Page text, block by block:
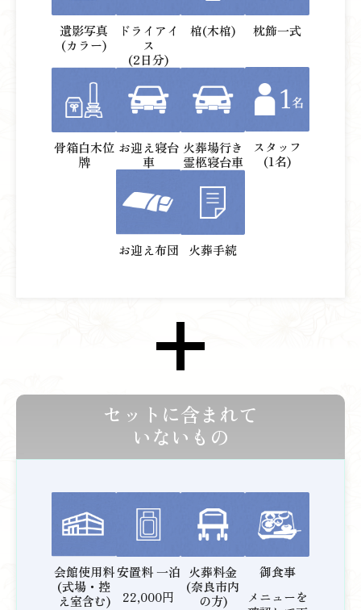
遺影写真
(カラー)
ドライアイ
ス
(2日分)
棺(木棺) 枕飾一式
骨箱白木位
牌
お迎え寝台
車
火葬場行き
霊柩寝台車
スタッフ
(1名)
お迎え布団 火葬手続
セットに含まれて
いないもの
会館使用料
(式場・控
え室含む)
安置料 一泊
22,000円
火葬料金
(奈良市内
の方)
御食事
メニューを